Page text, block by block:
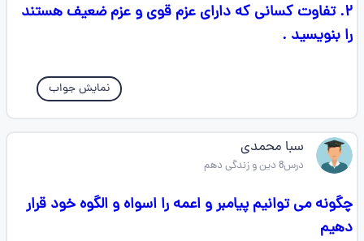
۲. تفاوت کسانی که دارای عزم قوی و عزم ضعیف هستند
را بنویسید .
نمایش جواب
سبا محمدی
درس8 دین و زندگی دهم
چگونه می توانیم پیامبر و اعمه را اسواه و الگوه خود قرار
دهیم